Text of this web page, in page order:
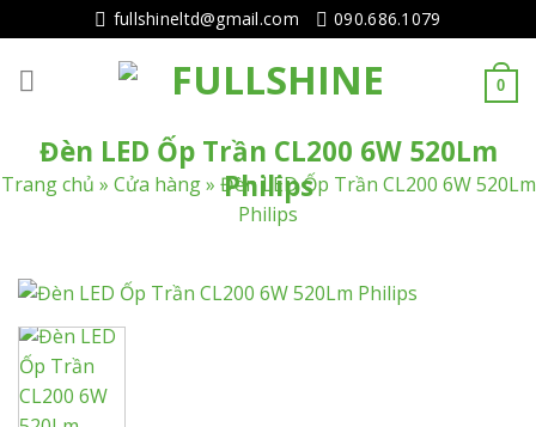
tục
tới
fullshineltd@gmail.com 090.686.1079
0
Đèn LED Ốp Trần CL200 6W 520Lm
Philips
Trang chủ » Cửa hàng» Đèn LED Ốp Trần CL200 6W 520Lm
Philips